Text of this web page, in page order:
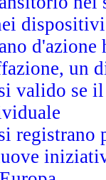
un
valido se